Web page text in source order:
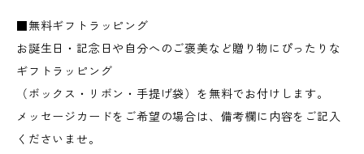
■無料ギフトラッピング
お誕生日・記念日や自分へのご褒美など贈り物にぴったりな
ギフトラッピング
（ボックス・リボン・手提げ袋）を無料でお付けします。
メッセージカードをご希望の場合は、備考欄に内容をご記入
くださいませ。